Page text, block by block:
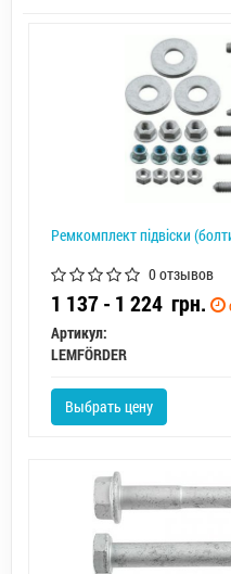
Ремкомплект підвіски
0 отзывов
1 137 - 1 224 грн.
Артикул:
LEMFÖRDER
Выбрать цену